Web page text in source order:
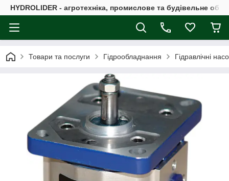
HYDROLIDER - агротехніка, промислове та будівельне
Товари та послуги Гідрообладнання Гідравлічні